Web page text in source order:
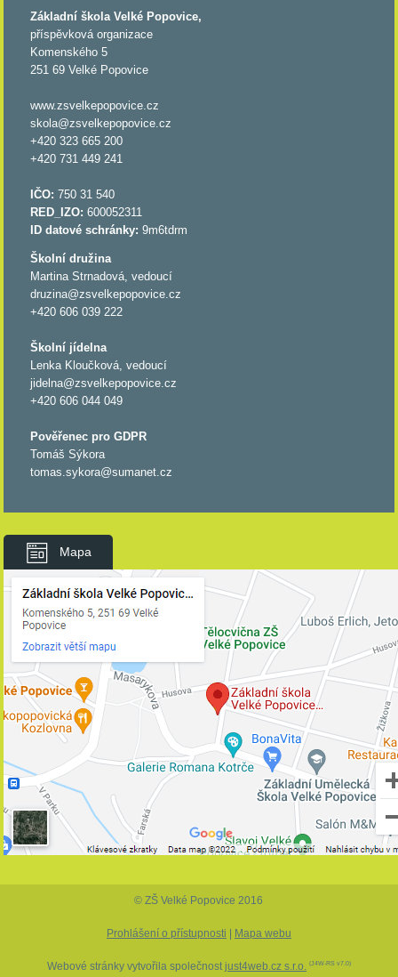
Základní škola Velké Popovice,
příspěvková organizace
Komenského 5
251 69 Velké Popovice
www.zsvelkepopovice.cz
skola@zsvelkepopovice.cz
+420 323 665 200
+420 731 449 241
IČO:750 31 540
RED_IZO: 600052311
ID datové schránky:9m6tdrm
Školní družina
Martina Strnadová, vedoucí
druzina@zsvelkepopovice.cz
+420 606 039 222
Školní jídelna
Lenka Kloučková, vedoucí
jidelna@zsvelkepopovice.cz
+420 606 044 049
Pověřenec pro GDPR
Tomáš Sýkora
tomas.sykora@sumanet.cz
Mapa
© ZŠ Velké Popovice 2016
Prohlášení o přístupnosti Mapa webu
Webové stránky vytvořila společnost just4web.cz s.r.o. (J4W-RS v7.0)